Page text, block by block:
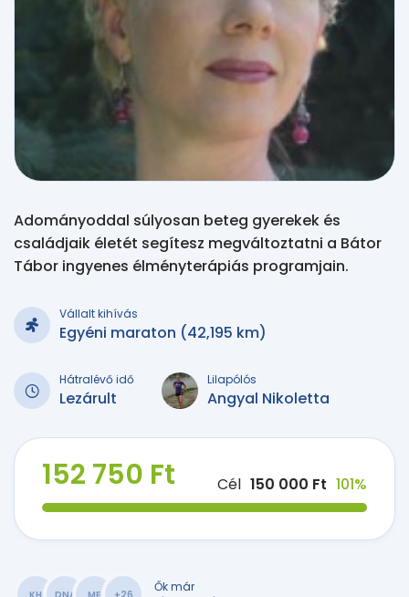
Adományoddal súlyosan beteg gyerekek és
családjaik életét segítesz megváltoztatni a Bátor
Tábor ingyenes élményterápiás programjain.
Vállalt kihívás
Egyéni maraton (42,195 km)
Hátralévő idő
Lezárult
Lilapólós
Angyal Nikoletta
152 750 Ft Cél 150 000 Ft 101%
KH DNA ME +26
Ők már